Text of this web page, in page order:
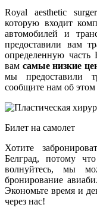
Royal aesthetic
которую входит
автомобилей и
предоставили вам
определенную часть
вам самые низкие
мы предоставили
сообщите нам об этом
Билет на самолет
Хотите
Белград, потому
волнуйтесь, мы
бронирование
Экономьте время и
через нас!